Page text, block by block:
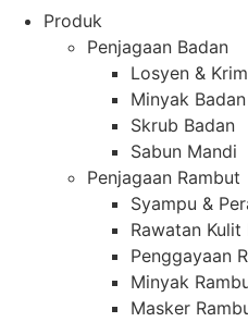
Produk
Penjagaan Badan
Losyen &
Minyak
Skrub Badan
Sabun Mandi
Penjagaan Rambut
Syampu &
Rawatan Kulit
Penggayaan
Minyak
Masker